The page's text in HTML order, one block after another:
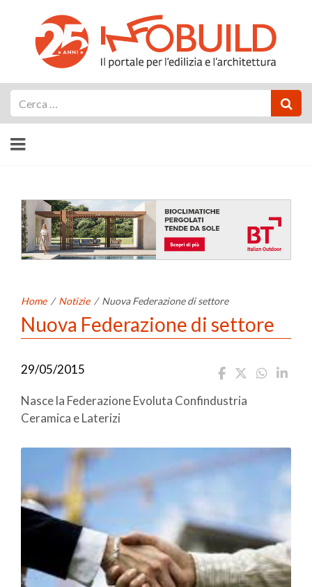
Home / Notizie / Nuova Federazione di settore
Nuova Federazione di settore
29/05/2015
Nasce la Federazione Evoluta Confindustria
Ceramica e Laterizi